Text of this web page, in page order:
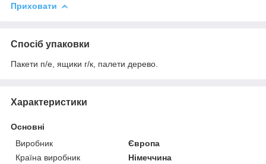
Приховати
Спосіб упаковки
Пакети п/е, ящики г/к, палети дерево.
Характеристики
Основні
Виробник
Європа
Країна виробник
Німеччина